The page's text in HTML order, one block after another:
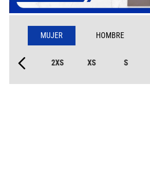
MUJER HOMBRE
2XS XS S